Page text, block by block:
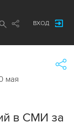
ВХОД
мая
в СМИ за